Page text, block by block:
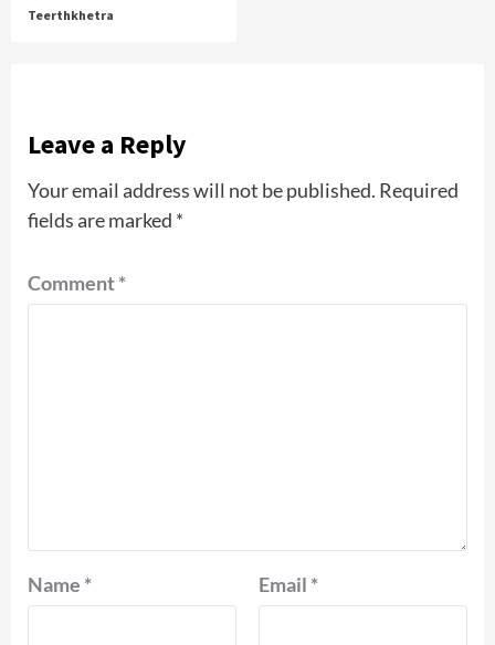
Teerthkhetra
Leave a Reply
Your email address will not be published. Required
fields are marked *
Comment*
Name * Email *